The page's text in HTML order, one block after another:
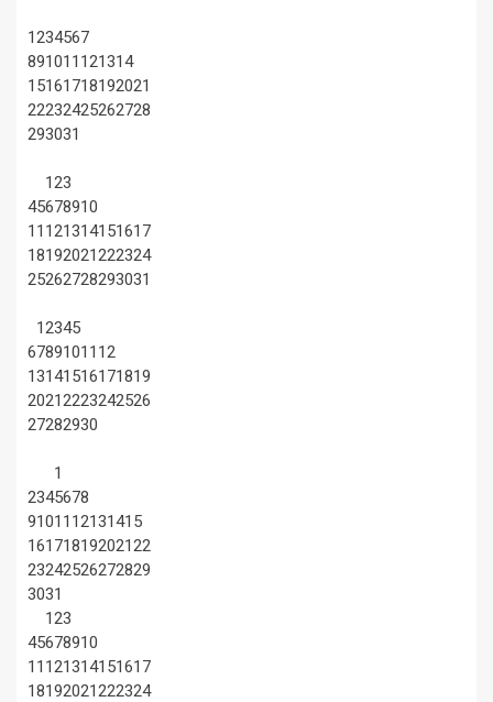
1234567
891011 121314
15161718192021
22232425262728
293031
123
45678910
11 121314151617
18192021222324
25262728293031
12345
67891011 12
13141516171819
20212223242526
27282930
1
2345678
91011 12131415
16171819202122
23242526272829
3031
123
45678910
11 121314151617
18192021222324